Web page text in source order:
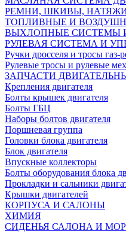
РЕМНИ, ШКИВЫ,
ТОПЛИВНЫЕ И
ВЫХЛОПНЫЕ СИСТЕМЫ
РУЛЕВАЯ СИСТЕМА И
Ручки дросселя и тросы газ-
Рулевые тросы и рулевые
ЗАПЧАСТИ
Крепления двигателя
Болты крышек двигателя
Болты ГБЦ
Наборы болтов двигателя
Поршневая группа
Головки блока двигателя
Блок двигателя
Впускные коллекторы
Болты оборудования блока
Прокладки и сальники
Крышки двигателей
КОРПУСА И САЛОНЫ
ХИМИЯ
СИДЕНЬЯ САЛОНА И